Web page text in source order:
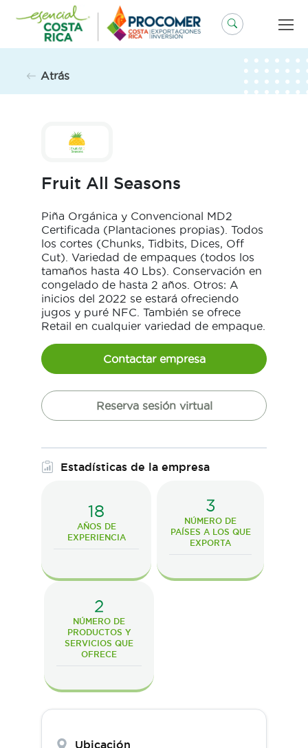
contenido
Atrás
Fruit All Seasons
Piña Orgánica y Convencional MD2
Certificada (Plantaciones propias). Todos
los cortes (Chunks, Tidbits, Dices, Off
Cut). Variedad de empaques (todos los
tamaños hasta 40 Lbs). Conservación en
congelado de hasta 2 años. Otros: A
inicios del 2022 se estará ofreciendo
jugos y puré NFC. También se ofrece
Retail en cualquier variedad de empaque.
Contactar empresa
Reserva sesión virtual
Estadísticas de la empresa
18
AÑOS DE
EXPERIENCIA
3
NÚMERO DE
PAÍSES A LOS QUE
EXPORTA
2
NÚMERO DE
PRODUCTOS Y
SERVICIOS QUE
OFRECE
Ubicación